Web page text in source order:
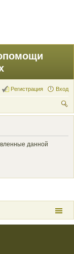
Вход
Регистрация
ои
данной